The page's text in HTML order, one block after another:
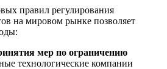
правил регулирования
на мировом рынке позволяет
мер по ограничению
технологические компании